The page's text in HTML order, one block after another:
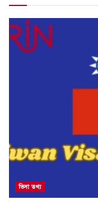
ভিসা তথ্য